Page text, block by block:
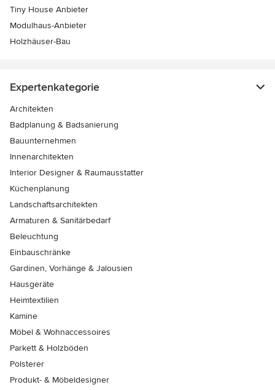
Tiny House Anbieter
Modulhaus-Anbieter
Holzhäuser-Bau
Expertenkategorie
Architekten
Badplanung & Badsanierung
Bauunternehmen
Innenarchitekten
Interior Designer & Raumausstatter
Küchenplanung
Landschaftsarchitekten
Armaturen & Sanitärbedarf
Beleuchtung
Einbauschränke
Gardinen, Vorhänge & Jalousien
Hausgeräte
Heimtextilien
Kamine
Möbel & Wohnaccessoires
Parkett & Holzböden
Polsterer
Produkt- & Möbeldesigner